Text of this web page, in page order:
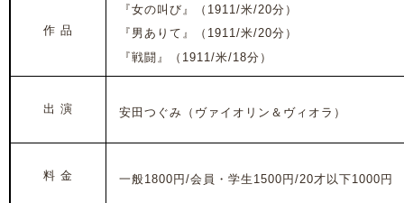
作 品
『女の叫び』（1911/米/20分）
『男ありて』（1911/米/20分）
『戦闘』（1911/米/18分）
出 演 安田つぐみ（ヴァイオリン＆ヴィオラ）
料 金 一般1800円/会員・学生1500円/20才以下1000円